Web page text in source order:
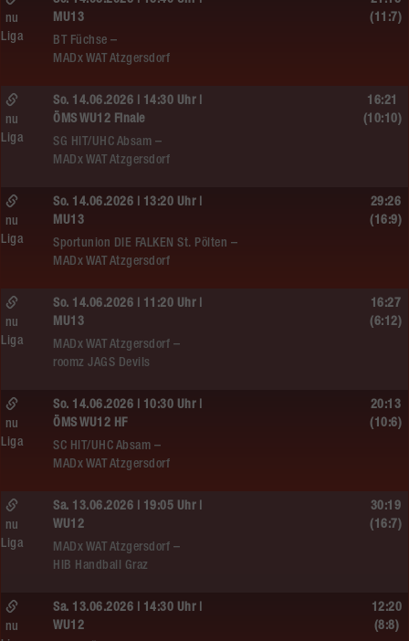
MU13
BT Füchse –
MADx WAT Atzgersdorf
nu
Liga
(11:7)
So. 14.06.2026 | 14:30 Uhr |
ÖMS WU12 Finale
SG HIT/UHC Absam –
MADx WAT Atzgersdorf
nu
Liga
16:21
(10:10)
So. 14.06.2026 | 13:20 Uhr |
MU13
Sportunion DIE FALKEN St. Pölten –
MADx WAT Atzgersdorf
nu
Liga
29:26
(16:9)
So. 14.06.2026 | 11:20 Uhr |
MU13
MADx WAT Atzgersdorf –
roomz JAGS Devils
nu
Liga
16:27
(6:12)
So. 14.06.2026 | 10:30 Uhr |
ÖMS WU12 HF
SC HIT/UHC Absam –
MADx WAT Atzgersdorf
nu
Liga
20:13
(10:6)
Sa. 13.06.2026 | 19:05 Uhr |
WU12
MADx WAT Atzgersdorf –
HIB Handball Graz
nu
Liga
30:19
(16:7)
Sa. 13.06.2026 | 14:30 Uhr |
WU12
nu
12:20
(8:8)